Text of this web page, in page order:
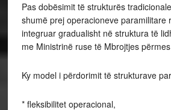
Pas dobësimit të strukturës
shumë prej operacioneve paramilitare
integruar gradualisht në struktura të
me Ministrinë ruse të Mbrojtjes përmes
Ky model i përdorimit të strukturave
* fleksibilitet operacional,